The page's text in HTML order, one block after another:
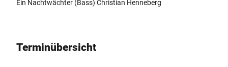
Ein Nachtwächter (Bass) Christian Henneberg
Terminübersicht